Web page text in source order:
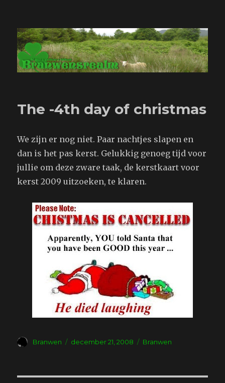
Branwensrealm.com
The -4th day of christmas
We zijn er nog niet. Paar nachtjes slapen en
dan is het pas kerst. Gelukkig genoeg tijd voor
jullie om deze zware taak, de kerstkaart voor
kerst 2009 uitzoeken, te klaren.
Auteur
Branwen
Geplaatst
december 21, 2008 Tags
Branwen